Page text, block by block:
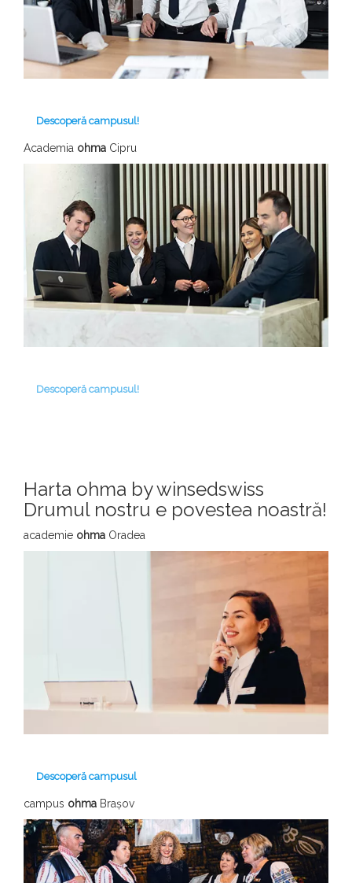
Descoperă campusul!
Academia ohma Cipru
Descoperă campusul!
Harta ohma by winsedswiss
Drumul nostru e povestea noastră!
academie ohma Oradea
Descoperă campusul
campus ohma Brașov